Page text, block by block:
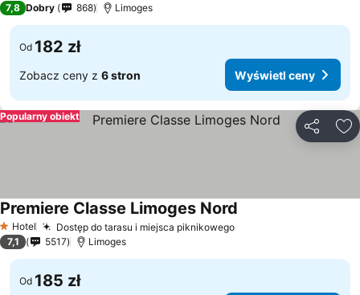
7,8 Dobry 868 Limoges
Od 182 zł
Zobacz ceny z 6 stron Wyświetl ceny
Popularny obiekt
1 Kategoria
Hotel Dostęp do tarasu i miejsca piknikowego
Premiere Classe Limoges Nord
7,1 5517 Limoges
Od 185 zł